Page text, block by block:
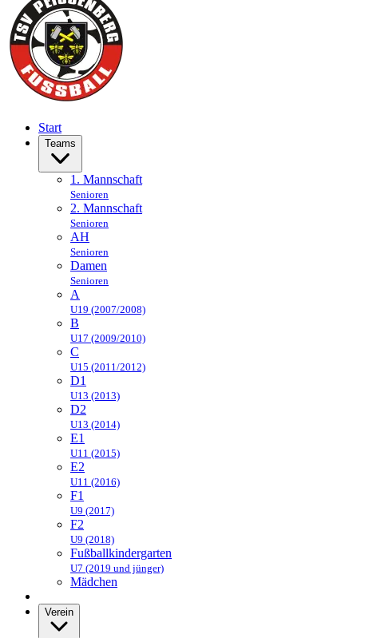
Start
Teams
1. Mannschaft
Senioren
2. Mannschaft
Senioren
AH
Senioren
Damen
Senioren
A
U19 (2007/2008)
B
U17 (2009/2010)
C
U15 (2011/2012)
D1
U13 (2013)
D2
U13 (2014)
E1
U11 (2015)
E2
U11 (2016)
F1
U9 (2017)
F2
U9 (2018)
Fußballkindergarten
U7 (2019 und jünger)
Mädchen
Verein